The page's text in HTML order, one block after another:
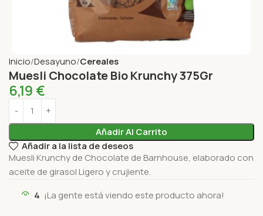
Inicio Desayuno Cereales
Muesli Chocolate Bio Krunchy 375Gr
6,19 €
Añadir Al Carrito
Añadir a la lista de deseos
Muesli Krunchy de Chocolate de Barnhouse, elaborado con
aceite de girasol Ligero y crujiente.
4 ¡La gente está viendo este producto ahora!